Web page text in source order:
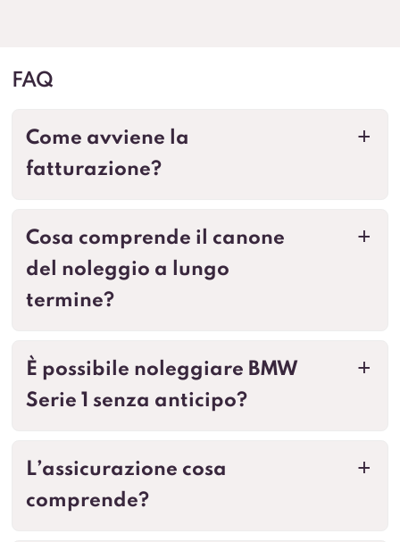
FAQ
a
Come avviene la
fatturazione?
a
Cosa comprende il canone
del noleggio a lungo
termine?
a
È possibile noleggiare BMW
Serie 1 senza anticipo?
a
L’assicurazione cosa
comprende?